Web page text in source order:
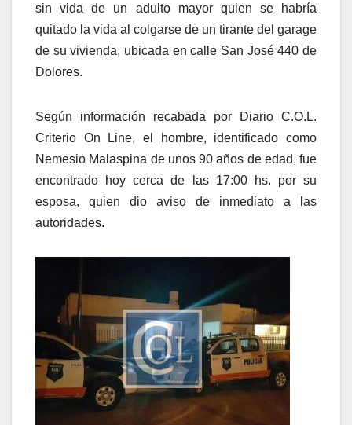
sin vida de un adulto mayor quien se habría
quitado la vida al colgarse de un tirante del garage
de su vivienda, ubicada en calle San José 440 de
Dolores.
Según información recabada por Diario C.O.L.
Criterio On Line, el hombre, identificado como
Nemesio Malaspina de unos 90 años de edad, fue
encontrado hoy cerca de las 17:00 hs. por su
esposa, quien dio aviso de inmediato a las
autoridades.